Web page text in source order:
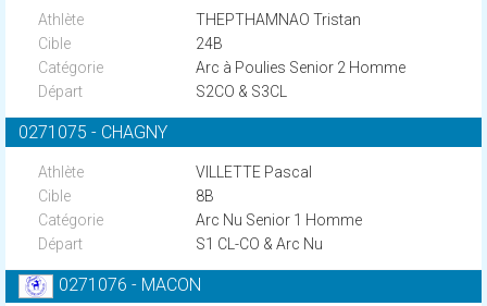
THEPTHAMNAO Tristan
24B
Arc à Poulies Senior 2 Homme
S2CO & S3CL
0271075 - CHAGNY
VILLETTE Pascal
8B
Arc Nu Senior 1 Homme
S1 CL-CO & Arc Nu
0271076 - MACON